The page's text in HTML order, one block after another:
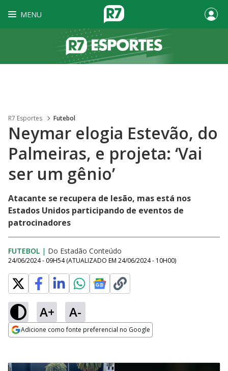
MENU
R7 Esportes Futebol
Neymar elogia Estevão, do
Palmeiras, e projeta: ‘Vai
ser um gênio’
Atacante se recupera de lesão, mas está nos
Estados Unidos participando de eventos de
patrocinadores
FUTEBOL | Do Estadão Conteúdo
24/06/2024 - 09H54 (ATUALIZADO EM 24/06/2024 - 10H00)
A+ A-
Adicione como fonte preferencial no Google